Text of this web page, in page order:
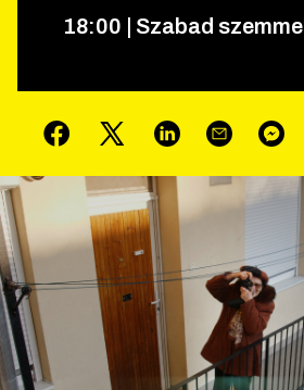
18:00 Szabad szemmel